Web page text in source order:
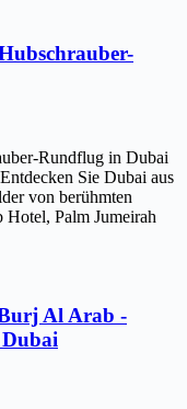
Rundflug in Dubai
Sie Dubai aus
von berühmten
Palm Jumeirah
Al Arab -
Dubai